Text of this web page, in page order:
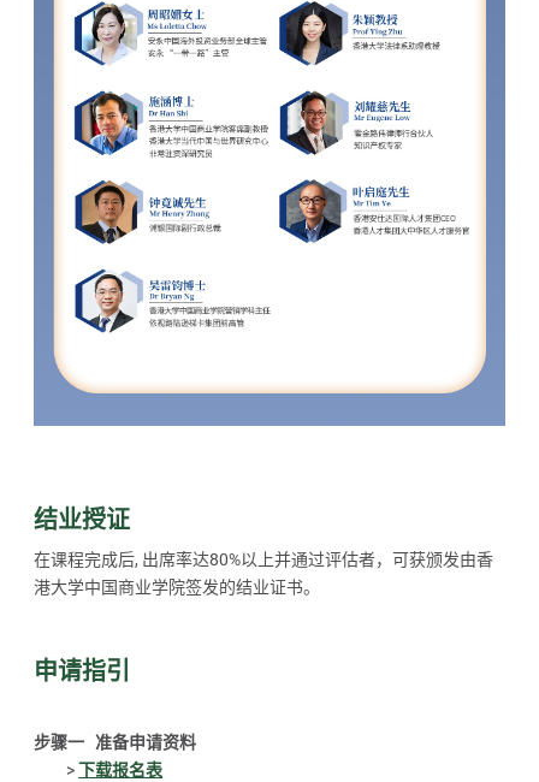
结业授证
在课程完成后, 出席率达80%以上并通过评估者，可获颁发由香
港大学中国商业学院签发的结业证书。
申请指引
步骤一 准备申请资料
>下载报名表